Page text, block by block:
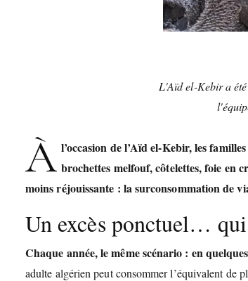
L'Aïd el-Kebir a
À l’occasion de l’Aïd el-Kebir, les
brochettes melfouf, côtelettes, foie en
moins réjouissante : la surconsommation de
Un excès ponctuel…
Chaque année, le même scénario : en
adulte algérien peut consommer l’équivalent de